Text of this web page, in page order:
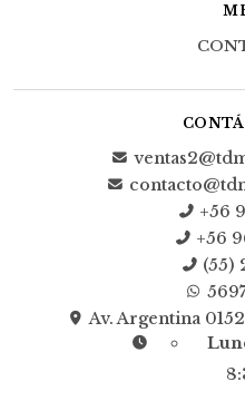
+56
+56
(55)
Av. Argentina